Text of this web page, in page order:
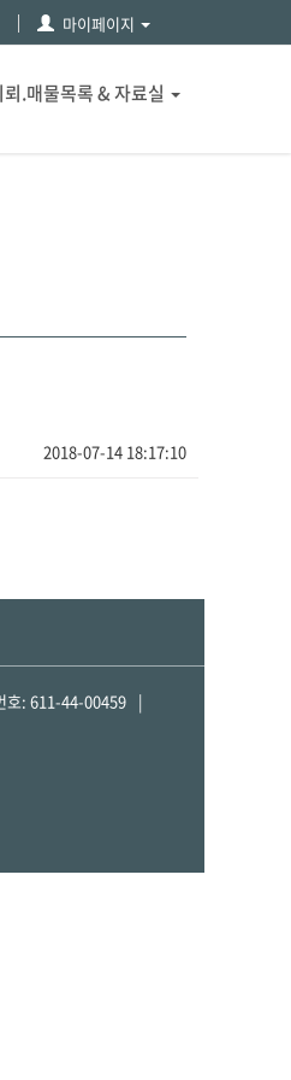
마이페이지
.매물목록 & 자료실
2018-07-14 18:17:10
호: 611-44-00459